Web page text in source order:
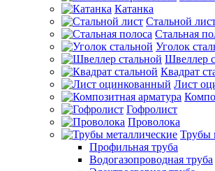
Катанка
Стальной
Стальная
Уголок
Швеллер
Квадрат
Лист
Гофролист
Проволока
Трубы
Профильная труба
Водогазопроводная труба